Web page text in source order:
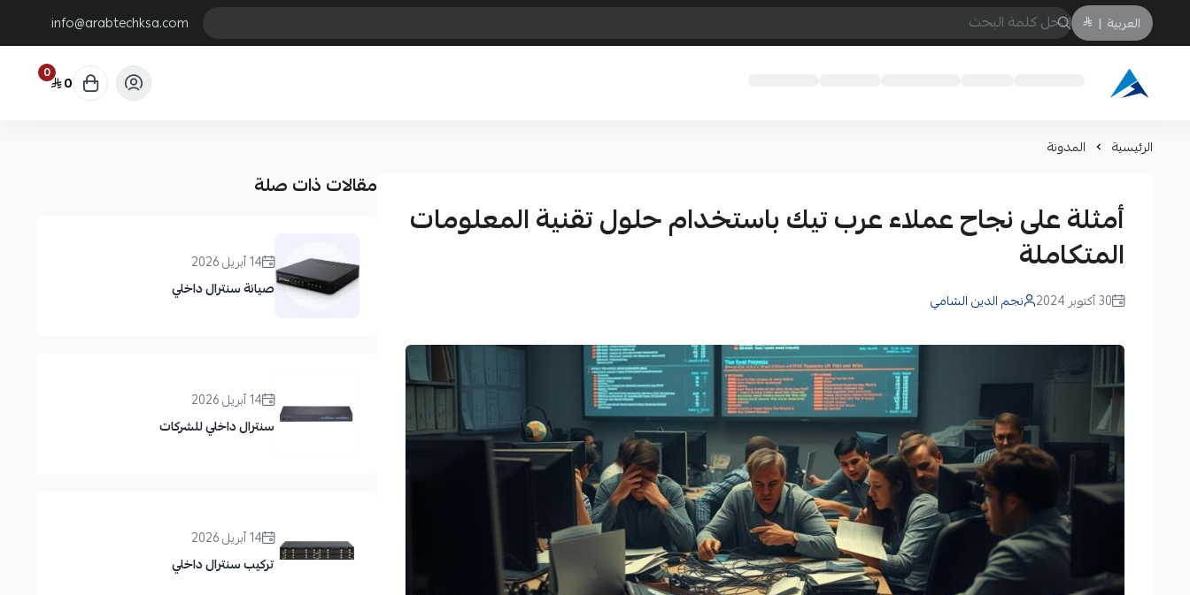
العربية |
info@arabtechksa.com
Arabtechksa
0 0
الرئيسية المدونة
أمثلة على نجاح عملاء عرب تيك باستخدام حلول تقنية المعلومات
المتكاملة
30 أكتوبر 2024 نجم الدين الشامي
مقالات ذات صلة
14 أبريل 2026
صيانة سنترال داخلي
14 أبريل 2026
سنترال داخلي للشركات
14 أبريل 2026
تركيب سنترال داخلي